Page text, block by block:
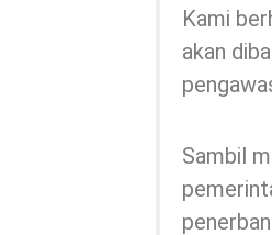
Kami
akan
Sambil